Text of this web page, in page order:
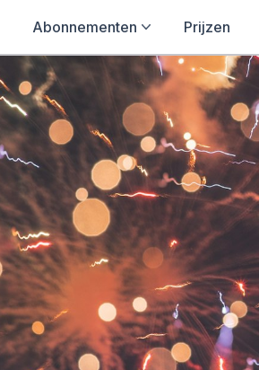
Abonnementen Prijzen